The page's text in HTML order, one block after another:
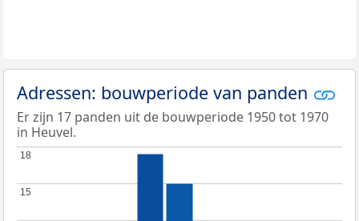
Adressen: bouwperiode van panden
Er zijn 17 panden uit de bouwperiode 1950 tot 1970
in Heuvel.
15
15
18
18